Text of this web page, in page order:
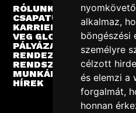
alkalmaz,
böngészési
személyre
célzott
és elemzi a
forgalmát,
honnan
RÓLUNK
CSAPATUNK
KARRIER
VEG GLOBAL
PÁLYÁZATOK
RENDEZVÉNYEK
RENDSZERINTEGRÁCIÓ
MUNKÁINK
HÍREK